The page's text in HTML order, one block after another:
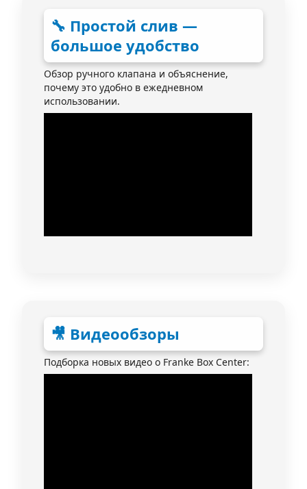
🔧 Простой слив —
большое удобство
Обзор ручного клапана и объяснение,
почему это удобно в ежедневном
использовании.
🎥 Видеообзоры
Подборка новых видео о Franke Box Center: